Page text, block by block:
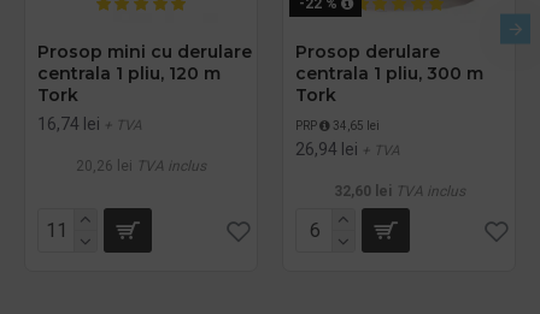
Prosop mini cu derulare
centrala 1 pliu, 120 m
Tork
16,74 lei + TVA
20,26 lei TVA inclus
-22 %
Prosop derulare
centrala 1 pliu, 300 m
Tork
PRP 34,65 lei
26,94 lei + TVA
32,60 lei TVA inclus